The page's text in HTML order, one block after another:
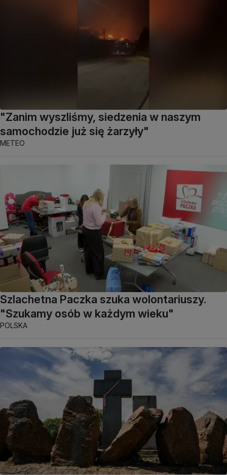
"Zanim wyszliśmy, siedzenia w naszym
samochodzie już się żarzyły"
METEO
Szlachetna Paczka szuka wolontariuszy.
"Szukamy osób w każdym wieku"
POLSKA